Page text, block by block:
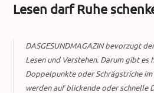
Lesen darf Ruhe
DASGESUNDMAGAZIN bevorzugt
Lesen und Verstehen. Darum gibt es
Doppelpunkte oder Schrägstriche
werden auf blickende oder schnelle